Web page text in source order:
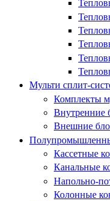
Мульти сплит-
Комплекты
Внутренние
Внешние
Кассетные
Канальные
Напольно-
Колонные